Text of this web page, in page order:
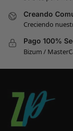
Creando
Creciendo
Pago 100%
Bizum /